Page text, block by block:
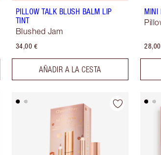
PILLOW TALK BLUSH BALM LIP
TINT
Blushed Jam
34,00 €
AÑADIR A LA CESTA
MINI